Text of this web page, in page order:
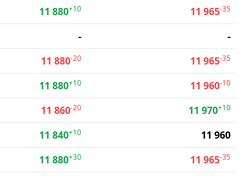
11 880+10 11 965-35
-
-
11 880-20 11 965-35
11 880+10 11 960-10
11 860-20 11 970+10
11 840+10
11 960
11 880+30 11 965-35